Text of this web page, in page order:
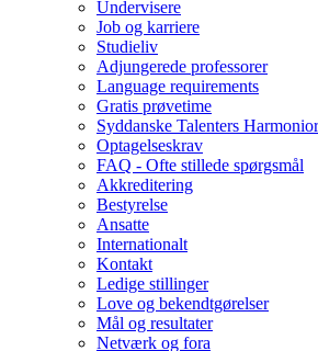
Undervisere
Job og karriere
Studieliv
Adjungerede professorer
Language requirements
Gratis prøvetime
Syddanske Talenters
Optagelseskrav
FAQ - Ofte stillede spørgsmål
Akkreditering
Bestyrelse
Ansatte
Internationalt
Kontakt
Ledige stillinger
Love og bekendtgørelser
Mål og resultater
Netværk og fora